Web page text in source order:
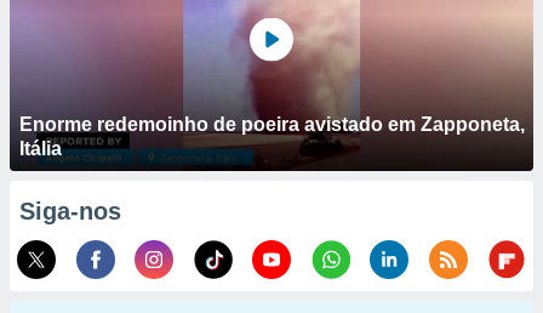
Enorme redemoinho de poeira avistado em Zapponeta,
Itália
Siga-nos